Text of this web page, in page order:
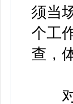
须当
个工
查，
对